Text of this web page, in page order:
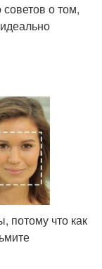
о том,
потому что как